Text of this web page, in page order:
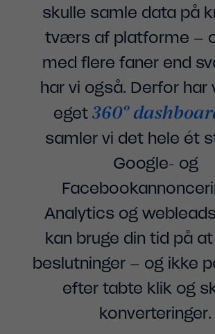
skulle samle data på
tværs af platforme –
med flere faner end
har vi også. Derfor har
eget360°
samler vi det hele ét
Google- og
Analytics og
kan bruge din tid på
beslutninger – og ikke
efter tabte klik og
konverteringer.